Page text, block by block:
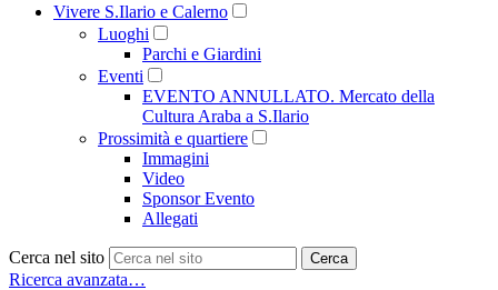
Vivere S.Ilario e Calerno
Luoghi
Parchi e Giardini
Eventi
EVENTO ANNULLATO. Mercato della
Cultura Araba a S.Ilario
Prossimità e quartiere
Immagini
Video
Sponsor Evento
Allegati
Cerca nel sito Cerca
Ricerca avanzata…